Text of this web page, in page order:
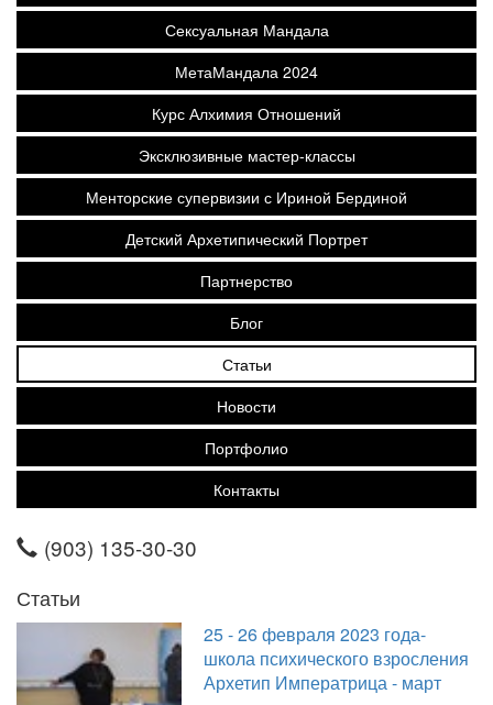
Сексуальная Мандала
МетаМандала 2024
Курс Алхимия Отношений
Эксклюзивные мастер-классы
Менторские супервизии с Ириной Бердиной
Детский Архетипический Портрет
Партнерство
Блог
Статьи
Новости
Портфолио
Контакты
(903) 135-30-30
Статьи
25 - 26 февраля 2023 года-
школа психического взросления
Архетип Императрица - март